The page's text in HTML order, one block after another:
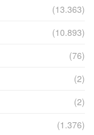
(13.363)
(10.893)
(76)
(2)
(2)
(1.376)